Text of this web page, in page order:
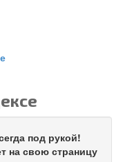
под рукой!
на свою страницу